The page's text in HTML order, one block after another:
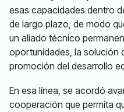
esas capacidades dentro
de largo plazo, de modo
un aliado técnico
oportunidades, la solución
promoción del desarrollo
En esa línea, se acordó
cooperación que permita